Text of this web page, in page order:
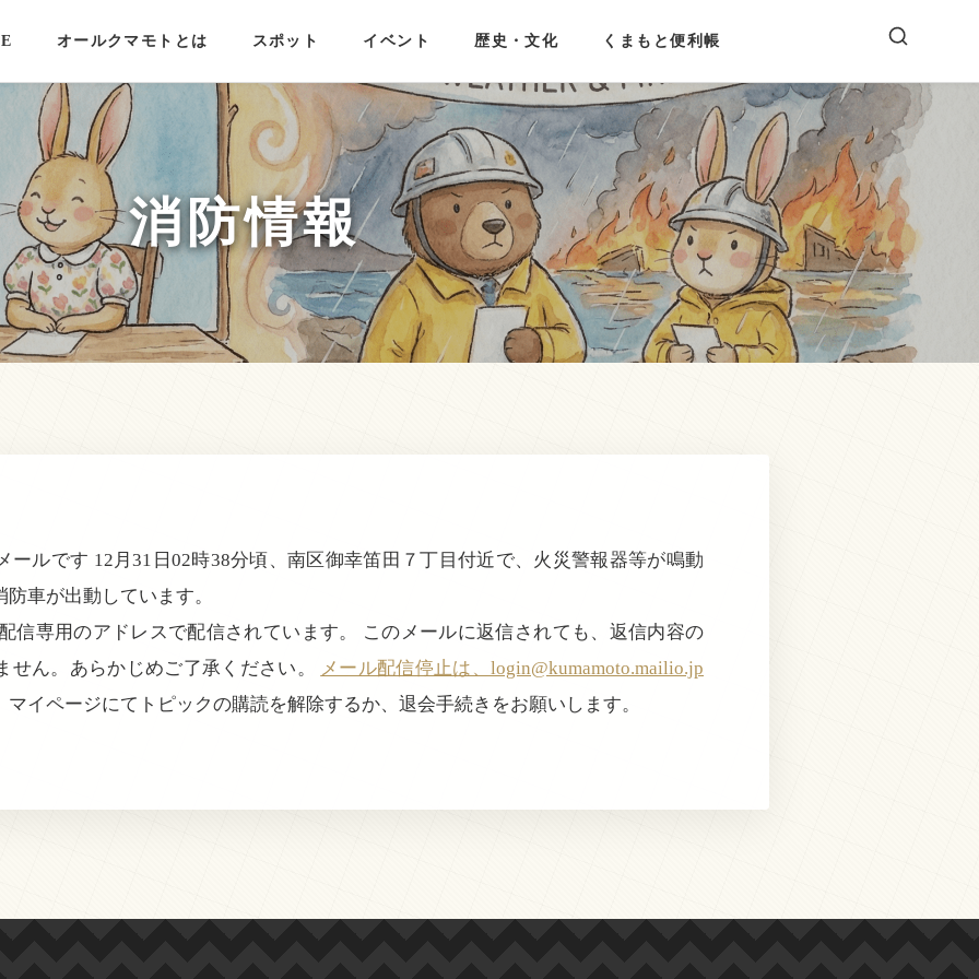
オールクマモトとは スポット イベント 歴史・文化 くまもと便利帳
消防情報
ールです 12月31日02時38分頃、南区御幸笛田７丁目付近で、火災警報器等が鳴動
車が出動しています。
専用のアドレスで配信されています。 このメールに返信されても、返信内容の
せん。あらかじめご了承ください。 メール配信停止は、login@kumamoto.mailio.jp
イページにてトピックの購読を解除するか、退会手続きをお願いします。